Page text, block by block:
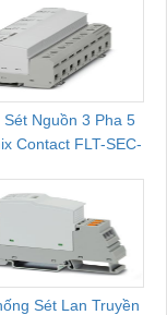
Sét Nguồn 3 Pha 5
Contact FLT-SEC-
Sét Lan Truyền